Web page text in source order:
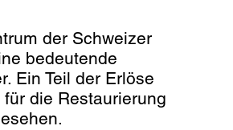
der Schweizer
bedeutende
Ein Teil der Erlöse
die Restaurierung